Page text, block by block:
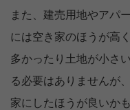
また、建売用地やアパ
には空き家のほうが高
多かったり土地が小さ
る必要はありませんが
家にしたほうが良いか